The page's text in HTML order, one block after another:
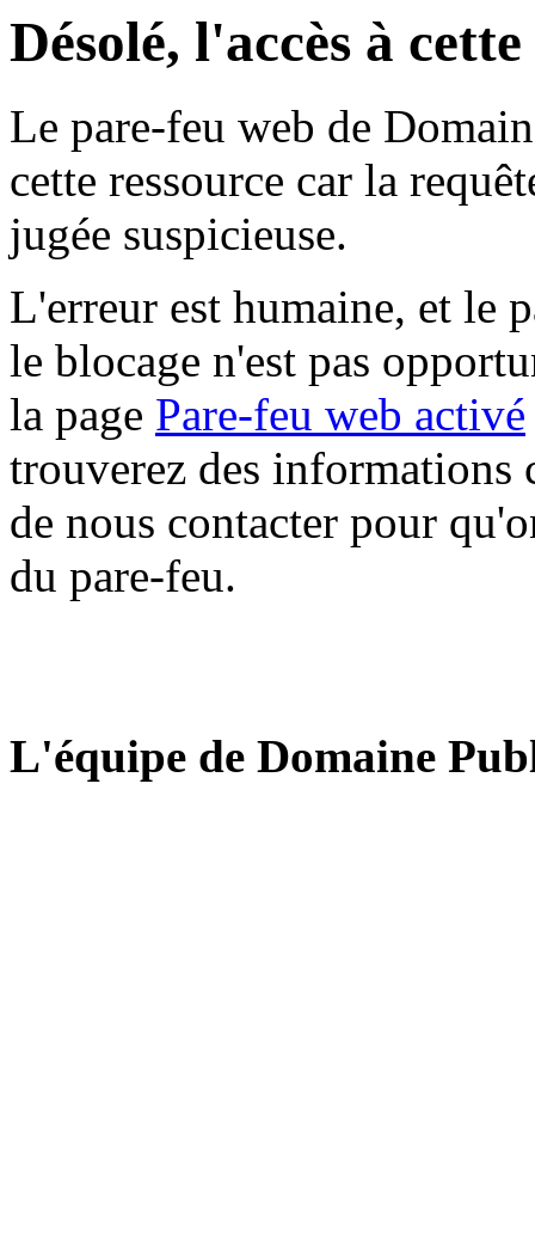
Désolé, l'accès à
Le pare-feu web de
cette ressource car la
jugée suspicieuse.
L'erreur est humaine, et le
le blocage n'est pas
la page Pare-feu web activé
trouverez des informations
de nous contacter pour
du pare-feu.
L'équipe de Domaine